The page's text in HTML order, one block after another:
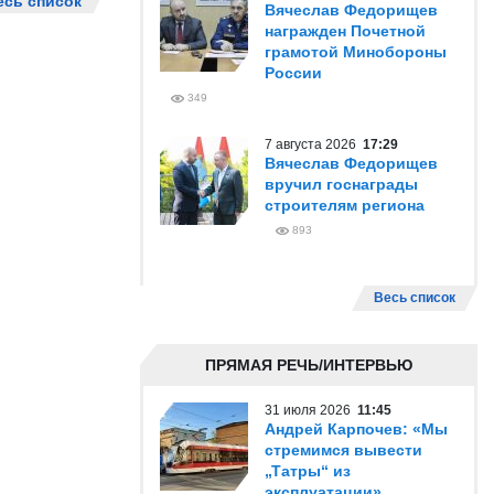
Вячеслав Федорищев
награжден Почетной
грамотой Минобороны
России
349
7 августа 2026 17:29
Вячеслав Федорищев
вручил госнаграды
строителям региона
893
Весь список
ПРЯМАЯ РЕЧЬ/ИНТЕРВЬЮ
31 июля 2026 11:45
Андрей Карпочев: «Мы
стремимся вывести
„Татры“ из